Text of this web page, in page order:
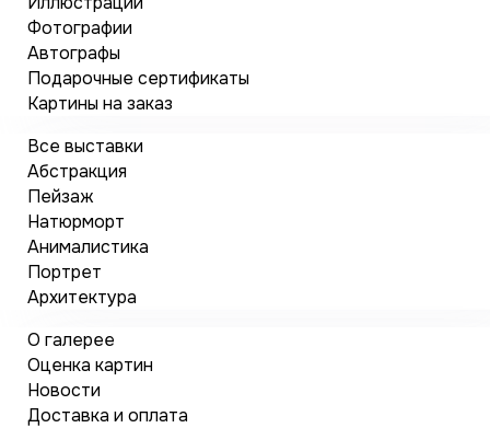
Фотографии
Автографы
Подарочные сертификаты
Картины на заказ
Все выставки
Абстракция
Пейзаж
Натюрморт
Анималистика
Портрет
Архитектура
О галерее
Оценка картин
Новости
Доставка и оплата